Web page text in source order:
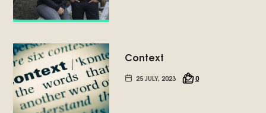
artificiale
del
Context
25 JULY, 2023 0